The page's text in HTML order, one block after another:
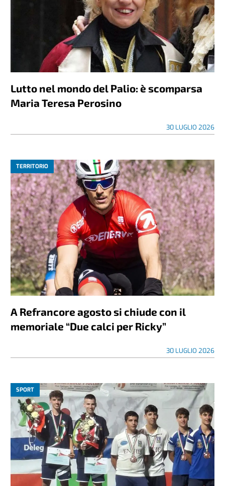
Notizie più lette
PALIO
Lutto nel mondo del Palio: è scomparsa
Maria Teresa Perosino
30 LUGLIO 2026
TERRITORIO
A Refrancore agosto si chiude con il
memoriale “Due calci per Ricky”